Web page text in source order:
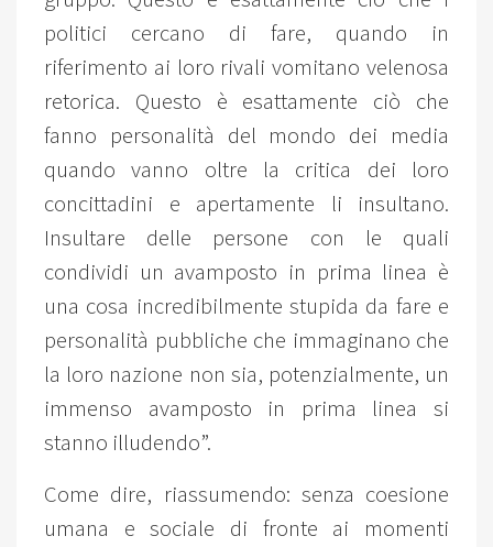
politici cercano di fare, quando in
riferimento ai loro rivali vomitano velenosa
retorica. Questo è esattamente ciò che
fanno personalità del mondo dei media
quando vanno oltre la critica dei loro
concittadini e apertamente li insultano.
Insultare delle persone con le quali
condividi un avamposto in prima linea è
una cosa incredibilmente stupida da fare e
personalità pubbliche che immaginano che
la loro nazione non sia, potenzialmente, un
immenso avamposto in prima linea si
stanno illudendo”.
Come dire, riassumendo: senza coesione
umana e sociale di fronte ai momenti